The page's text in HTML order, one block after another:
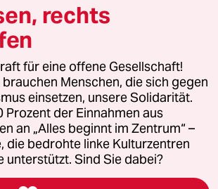
und Vertriebs GmbH
Bei rechtlichen Fragen oder für Genehmigungen
lizenzen@taz.de
Kommune-Richtlinien
Datenschutz Impressum AGB
rechts
für eine offene Gesellschaft!
Menschen, die sich gegen
einsetzen, unsere Solidarität.
Prozent der Einnahmen aus
an „Alles beginnt im Zentrum“ –
die bedrohte linke Kulturzentren
unterstützt. Sind Sie dabei?